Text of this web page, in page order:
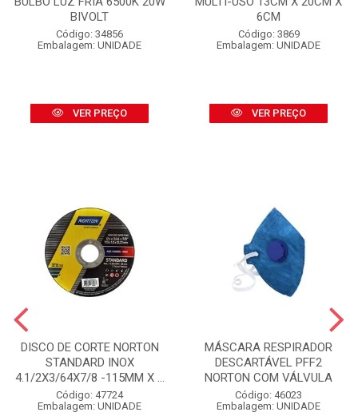
BIVOLT
Código: 34856
Embalagem: UNIDADE
VER PREÇO
6CM
Código: 3869
Embalagem: UNIDADE
VER PREÇO
DISCO DE CORTE NORTON
STANDARD INOX
4.1/2X3/64X7/8 -115MM X ...
Código: 47724
Embalagem: UNIDADE
MÁSCARA RESPIRADOR
DESCARTÁVEL PFF2
NORTON COM VÁLVULA
Código: 46023
Embalagem: UNIDADE